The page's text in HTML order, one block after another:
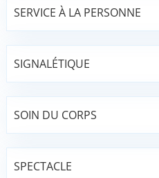
SERVICE À LA PERSONNE
SIGNALÉTIQUE
SOIN DU CORPS
SPECTACLE